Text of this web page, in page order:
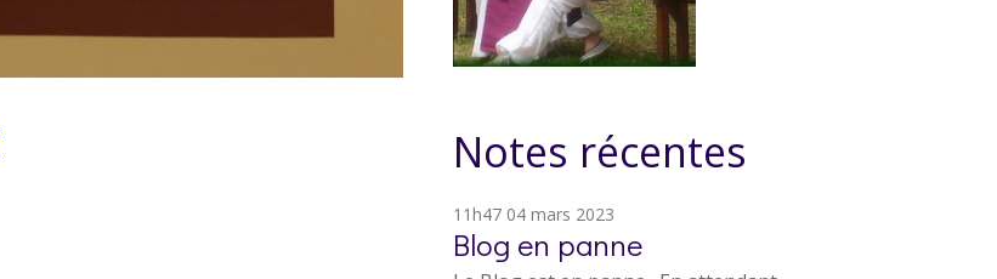
Notes récentes
11h47 04 mars 2023
Blog en panne